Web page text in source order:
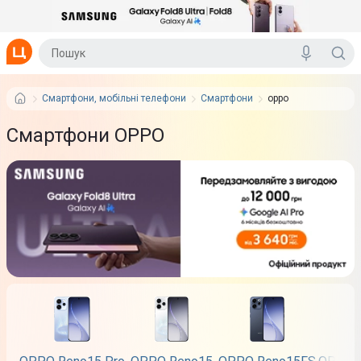
Смартфони, мобільні телефони Смартфони oppo
Смартфони OPPO